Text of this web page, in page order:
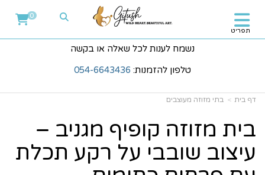
נשמח לענות לכל שאלה או בקשה
טלפון להזמנות: 054-6643436
תפריט
0
דף בית בתי מזוזה מעוצבים
בית מזוזה קופיף מגניב –
עיצוב שובבי על רקע תכלת